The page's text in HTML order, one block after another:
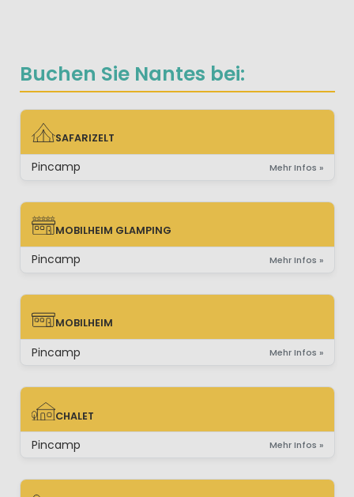
Buchen Sie Nantes bei:
SAFARIZELT
SAFARIZELT
Pincamp Mehr Infos »
MOBILHEIM GLAMPING
MOBILHEIM GLAMPING
Pincamp Mehr Infos »
MOBILHEIM
MOBILHEIM
Pincamp Mehr Infos »
CHALET
CHALET
Pincamp Mehr Infos »